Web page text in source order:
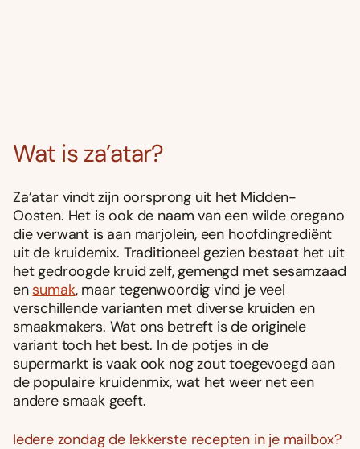
Wat is za’atar?
Za’atar vindt zijn oorsprong uit het Midden-
Oosten. Het is ook de naam van een wilde oregano
die verwant is aan marjolein, een hoofdingrediënt
uit de kruidemix. Traditioneel gezien bestaat het uit
het gedroogde kruid zelf, gemengd met sesamzaad
en sumak, maar tegenwoordig vind je veel
verschillende varianten met diverse kruiden en
smaakmakers. Wat ons betreft is de originele
variant toch het best. In de potjes in de
supermarkt is vaak ook nog zout toegevoegd aan
de populaire kruidenmix, wat het weer net een
andere smaak geeft.
Iedere zondag de lekkerste recepten in je mailbox?